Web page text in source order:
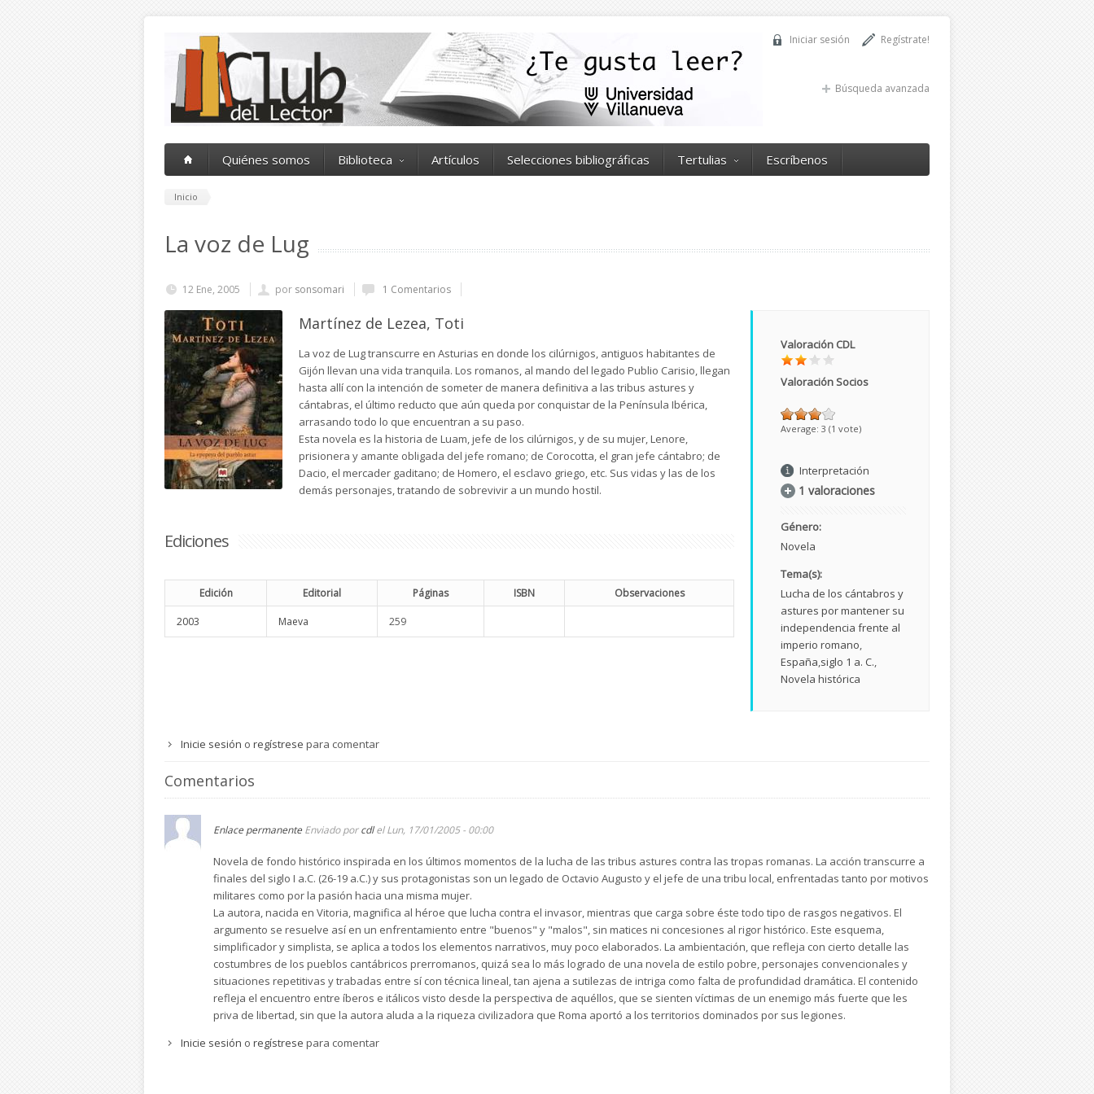
Regístrate!
Iniciar sesión
Búsqueda avanzada
Quiénes somos Biblioteca Artículos Selecciones bibliográficas Tertulias Escríbenos
Inicio
La voz de Lug
12 Ene, 2005 por sonsomari 1 Comentarios
Martínez de Lezea, Toti
La voz de Lug transcurre en Asturias en donde los cilúrnigos, antiguos habitantes de
Gijón llevan una vida tranquila. Los romanos, al mando del legado Publio Carisio, llegan
hasta allí con la intención de someter de manera definitiva a las tribus astures y
cántabras, el último reducto que aún queda por conquistar de la Península Ibérica,
arrasando todo lo que encuentran a su paso.
Esta novela es la historia de Luam, jefe de los cilúrnigos, y de su mujer, Lenore,
prisionera y amante obligada del jefe romano; de Corocotta, el gran jefe cántabro; de
Dacio, el mercader gaditano; de Homero, el esclavo griego, etc. Sus vidas y las de los
demás personajes, tratando de sobrevivir a un mundo hostil.
Ediciones
Edición Editorial Páginas ISBN Observaciones
2003 Maeva 259
Valoración CDL
Valoración Socios
Average: 3 (1 vote)
Interpretación
1 valoraciones
Género:
Novela
Tema(s):
Lucha de los cántabros y
astures por mantener su
independencia frente al
imperio romano
España siglo 1 a. C.
Novela histórica
Inicie sesión o regístrese para comentar
Comentarios
Enlace permanente Enviado porcdlel Lun, 17/01/2005 - 00:00
Novela de fondo histórico inspirada en los últimos momentos de la lucha de las tribus astures contra las tropas romanas. La acción transcurre a
finales del siglo I a.C. (26-19 a.C.) y sus protagonistas son un legado de Octavio Augusto y el jefe de una tribu local, enfrentadas tanto por motivos
militares como por la pasión hacia una misma mujer.
La autora, nacida en Vitoria, magnifica al héroe que lucha contra el invasor, mientras que carga sobre éste todo tipo de rasgos negativos. El
argumento se resuelve así en un enfrentamiento entre "buenos" y "malos", sin matices ni concesiones al rigor histórico. Este esquema,
simplificador y simplista, se aplica a todos los elementos narrativos, muy poco elaborados. La ambientación, que refleja con cierto detalle las
costumbres de los pueblos cantábricos prerromanos, quizá sea lo más logrado de una novela de estilo pobre, personajes convencionales y
situaciones repetitivas y trabadas entre sí con técnica lineal, tan ajena a sutilezas de intriga como falta de profundidad dramática. El contenido
refleja el encuentro entre íberos e itálicos visto desde la perspectiva de aquéllos, que se sienten víctimas de un enemigo más fuerte que les
priva de libertad, sin que la autora aluda a la riqueza civilizadora que Roma aportó a los territorios dominados por sus legiones.
Inicie sesión o regístrese para comentar